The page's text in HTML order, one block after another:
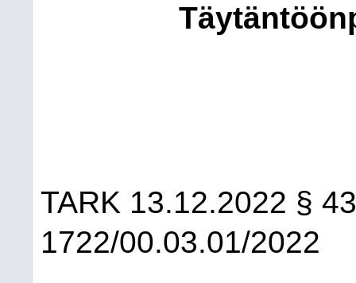
TARK 13.12.2022 § 43
1722/00.03.01/2022